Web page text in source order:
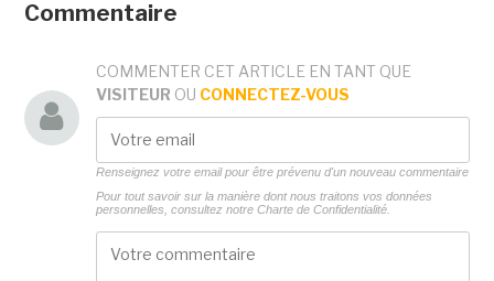
Commentaire
COMMENTER CET ARTICLE EN TANT QUE
VISITEUR OU CONNECTEZ-VOUS
Renseignez votre email pour être prévenu d'un nouveau commentaire
Pour tout savoir sur la manière dont nous traitons vos données
personnelles, consultez notre Charte de Confidentialité.